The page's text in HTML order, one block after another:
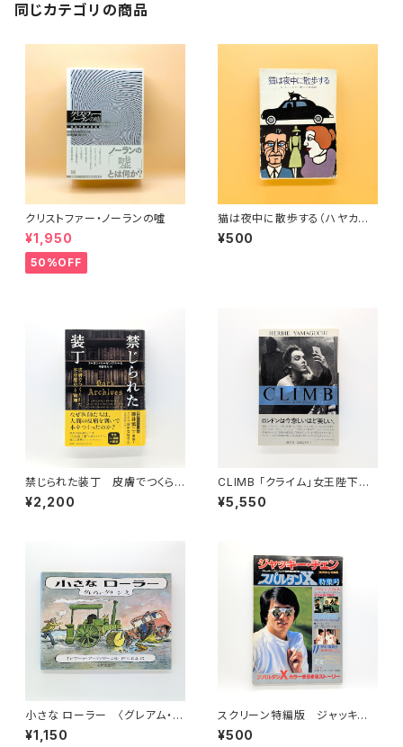
同じカテゴリの商品
クリストファー・ノーランの噓
¥1,950
50%OFF
猫は夜中に散歩する（ハヤカワ・
ミステリ文庫）
¥500
禁じられた装丁 皮膚でつくら
れた本の歴史と倫理
¥2,200
CLIMB 「クライム」女王陛下の
ロンドン
¥5,550
小さな ローラー 〈グレアム・グ
リーン乗りもの絵本〉
¥1,150
スクリーン特編版 ジャッキー・
チェン「スパルタンX」特集号
¥500